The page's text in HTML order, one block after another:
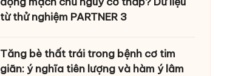
từ thử nghiệm PARTNER 3
Tăng bè thất trái trong bệnh cơ tim
giãn: ý nghĩa tiên lượng và hàm ý lâm